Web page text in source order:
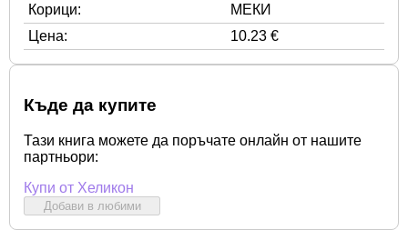
Корици:
МЕКИ
Цена:
10.23 €
Къде да купите
Тази книга можете да поръчате онлайн от нашите
партньори:
Купи от Хеликон
Добави в любими